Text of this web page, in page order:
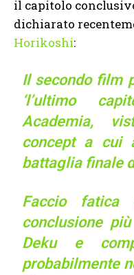
il capitolo
dichiarato
Horikoshi:
Il secondo film
‘l’ultimo
Academia,
concept a cui
battaglia finale
Faccio fatica
conclusione
Deku e
probabilmente